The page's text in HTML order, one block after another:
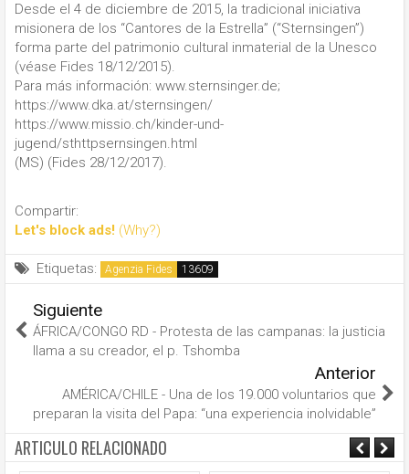
Desde el 4 de diciembre de 2015, la tradicional iniciativa
misionera de los “Cantores de la Estrella” (“Sternsingen”)
forma parte del patrimonio cultural inmaterial de la Unesco
(véase Fides 18/12/2015).
Para más información: www.sternsinger.de;
https://www.dka.at/sternsingen/
https://www.missio.ch/kinder-und-
jugend/sthttpsernsingen.html
(MS) (Fides 28/12/2017).
Compartir:
Let's block ads! (Why?)
Etiquetas: Agenzia Fides
Siguiente
ÁFRICA/CONGO RD - Protesta de las campanas: la justicia
llama a su creador, el p. Tshomba
Anterior
AMÉRICA/CHILE - Una de los 19.000 voluntarios que
preparan la visita del Papa: “una experiencia inolvidable”
ARTICULO RELACIONADO